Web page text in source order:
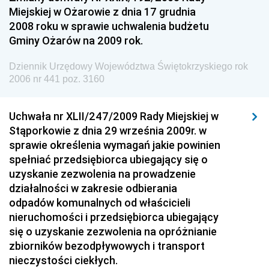
Dziennik Urzędowy Ministra Pracy i Polityki
Społecznej
Dziennik Urzędowy Urzędu Lotnictwa Cywilnego
Dziennik Urzędowy Ministerstwa Hutnictwa i
Przemysłu Maszynowego
Dziennik Urzędowy Ministerstwa Zdrowia i Opieki
Społecznej
Dziennik Urzędowy Ministerstwa Rolnictwa, Leśnictwa
i Gospodarki Żywnościowej
Dziennik Urzędowy Ministra Spraw Wewnętrznych
Dziennik Urzędowy Ministra Transportu, Budownictwa
i Gospodarki Morskiej
Miejskiej w Ożarowie z dnia 17 grudnia
2008 roku w sprawie uchwalenia budżetu
Gminy Ożarów na 2009 rok.
Dziennik Urzędowy Województwa Świętokrzyskiego rok
2006 nr 441 poz. 3160
Uchwała nr XLII/247/2009 Rady Miejskiej w
Stąporkowie z dnia 29 września 2009r. w
sprawie określenia wymagań jakie powinien
spełniać przedsiębiorca ubiegający się o
uzyskanie zezwolenia na prowadzenie
działalności w zakresie odbierania
odpadów komunalnych od właścicieli
nieruchomości i przedsiębiorca ubiegający
się o uzyskanie zezwolenia na opróżnianie
zbiorników bezodpływowych i transport
nieczystości ciekłych.